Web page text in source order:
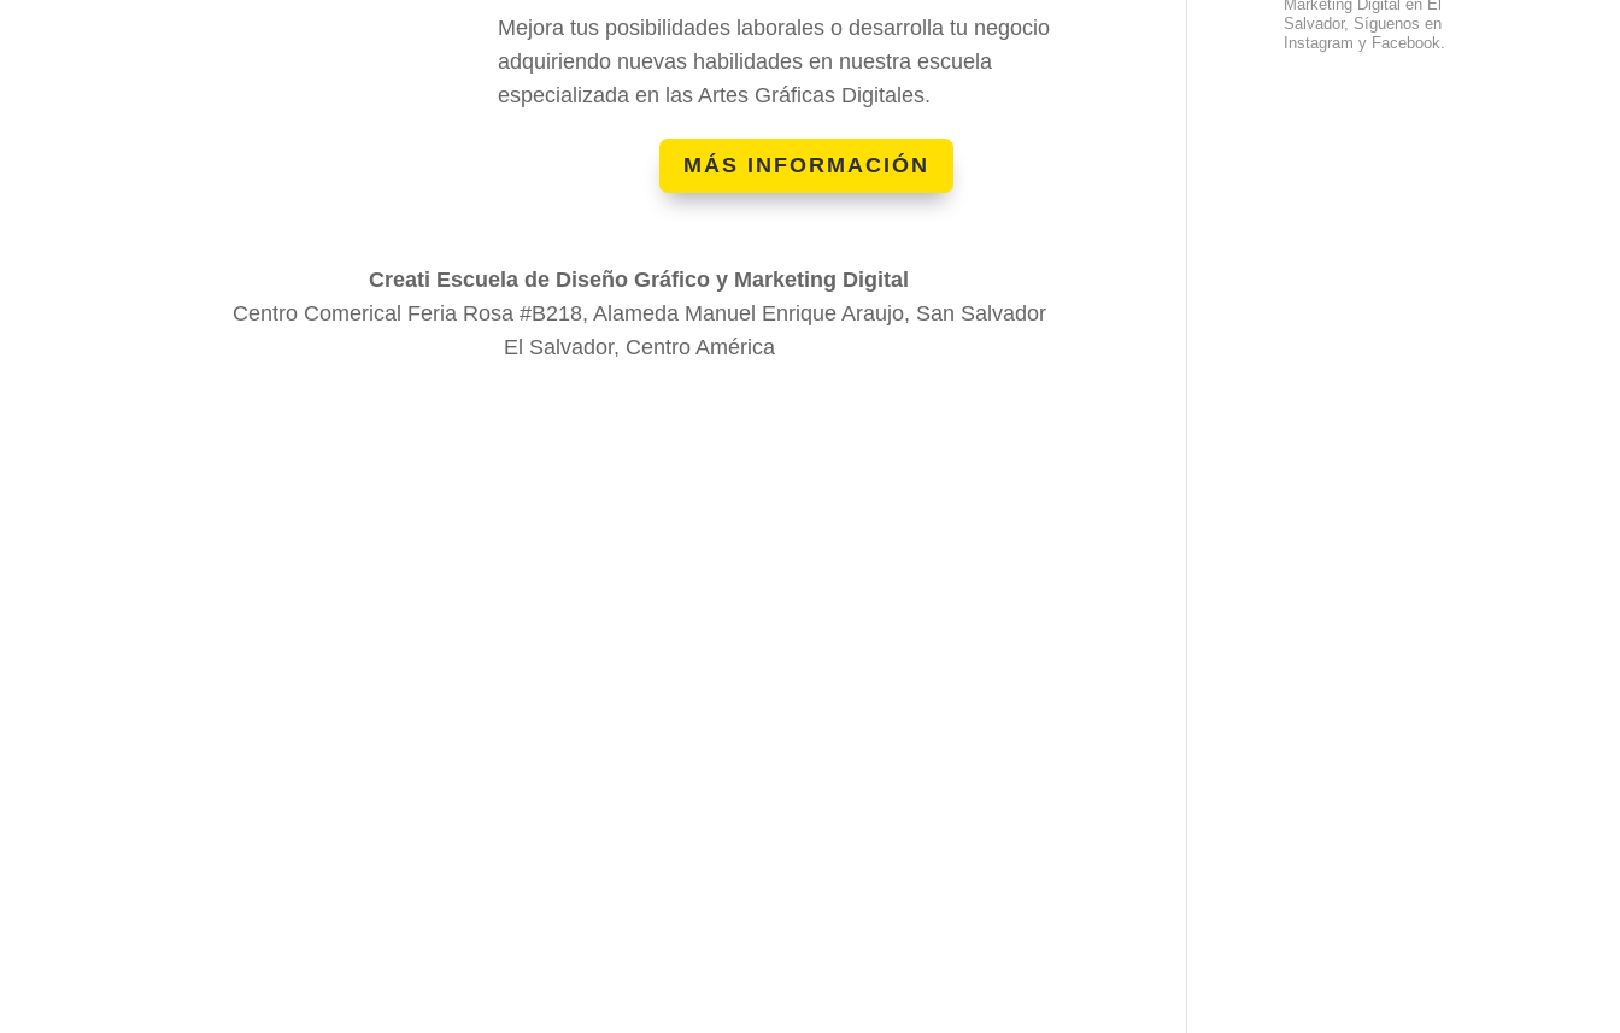
Mejora tus posibilidades laborales o desarrolla tu negocio
adquiriendo nuevas habilidades en nuestra escuela
especializada en las Artes Gráficas Digitales.
MÁS INFORMACIÓN
Creati Escuela de Diseño Gráfico y Marketing Digital
Centro Comerical Feria Rosa #B218, Alameda Manuel Enrique Araujo, San Salvador
El Salvador, Centro América
Marketing Digital en El
Salvador, Síguenos en
Instagram y Facebook.